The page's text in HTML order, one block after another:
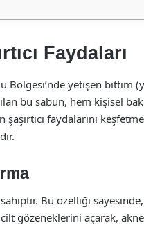
Faydaları
yetişen bıttım
bu sabun, hem kişisel
faydalarını
Bu özelliği
gözeneklerini açarak,